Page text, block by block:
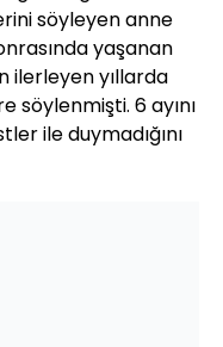
söyleyen anne
yaşanan
ilerleyen yıllarda
söylenmişti. 6 ayını
ile duymadığını